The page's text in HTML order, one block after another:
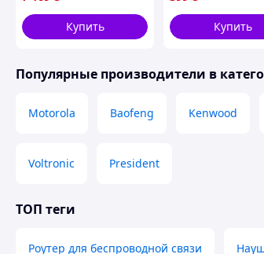
Радиоприемник /
Мобильная
радиостанция в
Купить
144/430МГц 48см.
Купить
Популярные производители в
Motorola Baofeng Kenwood
Voltronic President
ТОП теги
Роутер для беспроводной связи